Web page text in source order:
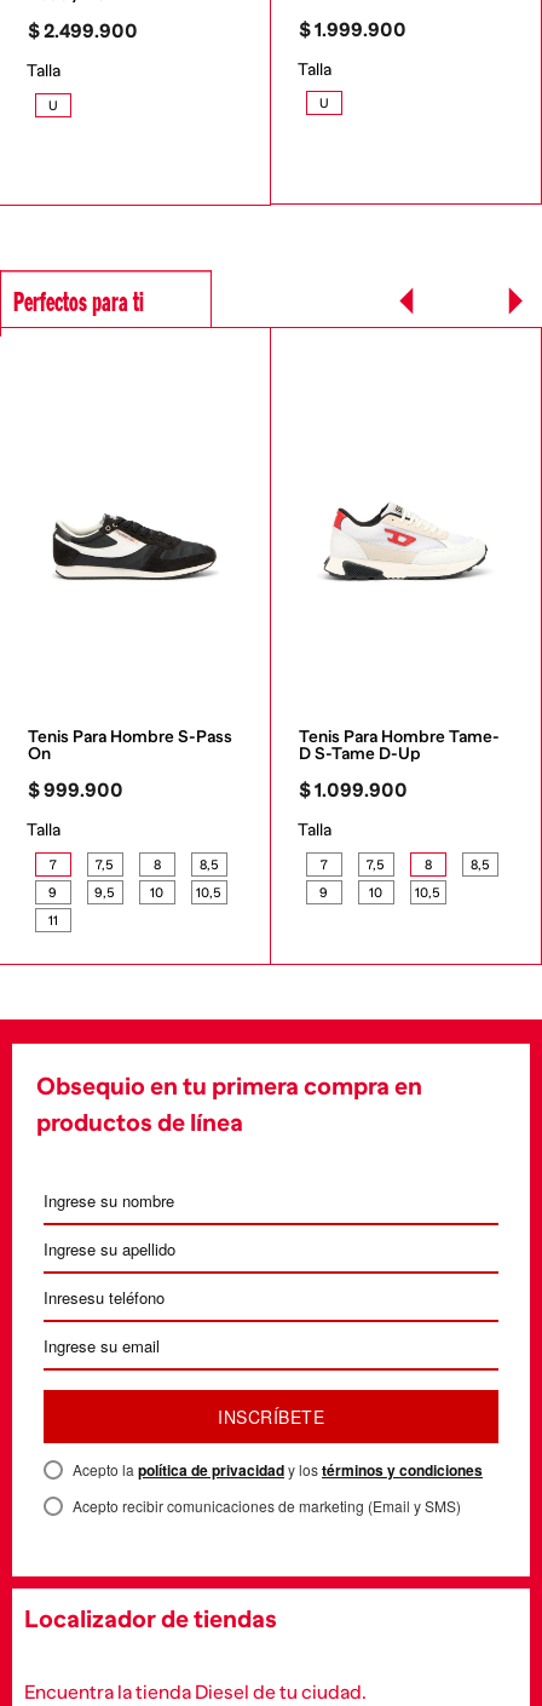
$2.499.900
Talla
U
$1.999.900
Talla
U
Perfectos para ti
Tenis Para Hombre S-Pass
On
$999.900
Talla
7 7,5 8
8,5
9
9,5 10
10,5
11
Tenis Para Hombre Tame-
D S-Tame D-Up
$1.099.900
Talla
7 7,5 8
8,5
9
10 10,5
Obsequio en tu primera compra en
productos de línea
INSCRÍBETE
Acepto la política de privacidady lostérminos y condiciones
Acepto recibir comunicaciones de marketing (Email y SMS)
Localizador de tiendas
Encuentra la tienda Diesel de tu ciudad.